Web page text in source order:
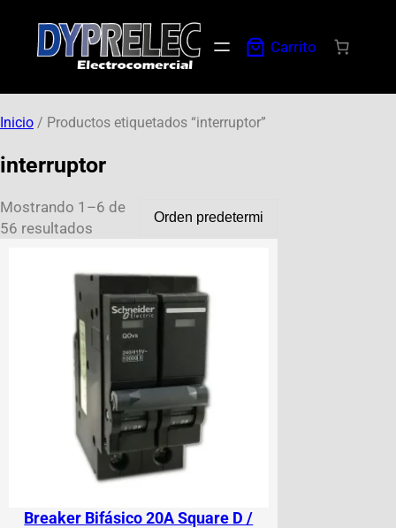
Carrito
Inicio / Productos etiquetados “interruptor”
interruptor
Mostrando 1–6 de
56 resultados
Breaker Bifásico 20A Square D /